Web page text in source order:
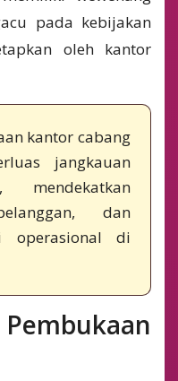
pada kebijakan
oleh kantor
kantor cabang
jangkauan
mendekatkan
dan
operasional di